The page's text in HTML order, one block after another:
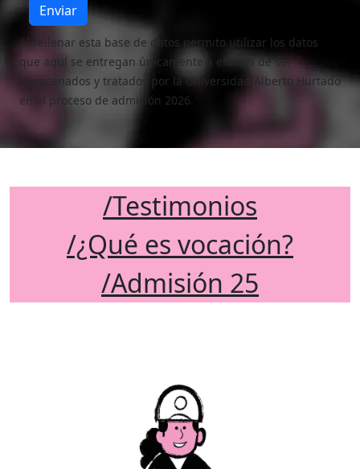
Enviar
Al rellenar esta base de datos permito utilizar los datos
que aquí se entregan únicamente a efectos de ser
almacenados y tratados por la Universidad Alberto Hurtado
en el proceso de admisión 2026.
/Testimonios
/¿Qué es vocación?
/Admisión 25